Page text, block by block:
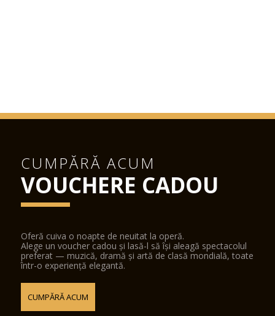
CUMPĂRĂ ACUM
VOUCHERE CADOU
Oferă cuiva o noapte de neuitat la operă.
Alege un voucher cadou și lasă-l să își aleagă spectacolul
preferat — muzică, dramă și artă de clasă mondială, toate
într-o experiență elegantă.
CUMPĂRĂ ACUM